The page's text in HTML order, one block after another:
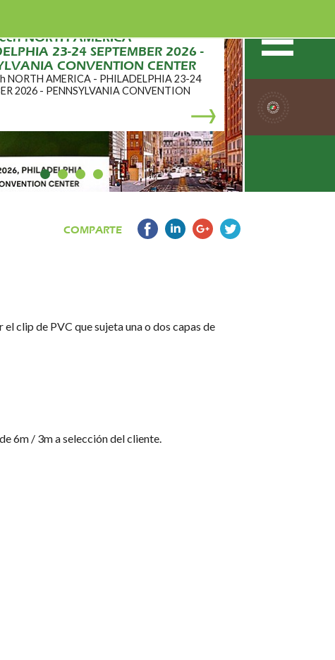
NORTH AMERICA -
23-24 SEPTEMBER 2026 -
CONVENTION CENTER
NORTH AMERICA - PHILADELPHIA 23-24
2026 - PENNSYLVANIA CONVENTION
COMPARTE
clip de PVC que sujeta una o dos capas de
6m / 3m a selección del cliente.